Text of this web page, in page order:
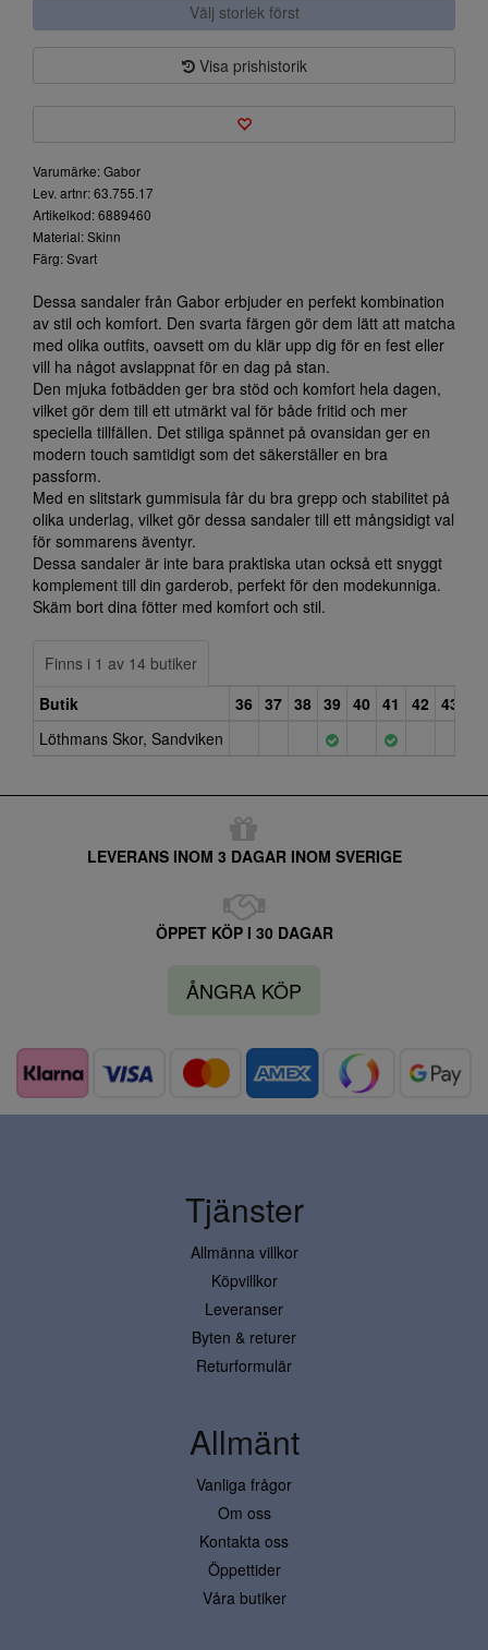
Välj storlek först
Visa prishistorik
Varumärke: Gabor
Lev. artnr: 63.755.17
Artikelkod: 6889460
Material: Skinn
Färg: Svart
Dessa sandaler från Gabor erbjuder en perfekt kombination
av stil och komfort. Den svarta färgen gör dem lätt att matcha
med olika outfits, oavsett om du klär upp dig för en fest eller
vill ha något avslappnat för en dag på stan.
Den mjuka fotbädden ger bra stöd och komfort hela dagen,
vilket gör dem till ett utmärkt val för både fritid och mer
speciella tillfällen. Det stiliga spännet på ovansidan ger en
modern touch samtidigt som det säkerställer en bra
passform.
Med en slitstark gummisula får du bra grepp och stabilitet på
olika underlag, vilket gör dessa sandaler till ett mångsidigt val
för sommarens äventyr.
Dessa sandaler är inte bara praktiska utan också ett snyggt
komplement till din garderob, perfekt för den modekunniga.
Skäm bort dina fötter med komfort och stil.
Finns i 1 av 14 butiker
Butik
36 37 38 39 40 41 42 43
Löthmans Skor, Sandviken
LEVERANS INOM 3 DAGAR INOM SVERIGE
ÖPPET KÖP I 30 DAGAR
ÅNGRA KÖP
Tjänster
Allmänna villkor
Köpvillkor
Leveranser
Byten & returer
Returformulär
Allmänt
Vanliga frågor
Om oss
Kontakta oss
Öppettider
Våra butiker